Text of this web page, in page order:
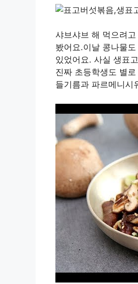
샤브샤브 해 먹으려
봤어요.이날 콩나물
있었어요. 사실 생표
진짜 초등학생도 별
들기름과 파르메니시